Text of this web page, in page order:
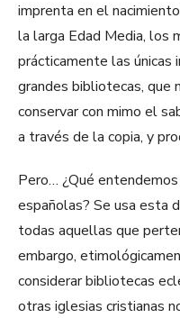
imprenta en el
la larga Edad Media, los
prácticamente las
grandes bibliotecas, que
conservar con mimo el
a través de la copia, y
Pero… ¿Qué
españolas? Se usa esta
todas aquellas que
embargo,
considerar bibliotecas
otras iglesias cristianas